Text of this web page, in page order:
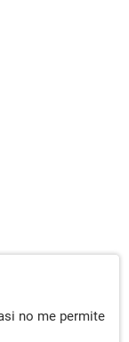
no me permite